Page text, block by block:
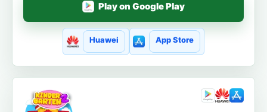
Play on Google Play
Huawei App Store